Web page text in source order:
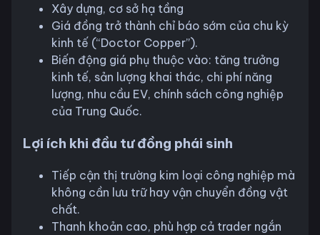
Xây dựng, cơ sở hạ tầng
Giá đồng trở thành chỉ báo sớm của chu kỳ
kinh tế (“Doctor Copper”).
Biến động giá phụ thuộc vào: tăng trưởng
kinh tế, sản lượng khai thác, chi phí năng
lượng, nhu cầu EV, chính sách công nghiệp
của Trung Quốc.
Lợi ích khi đầu tư đồng phái sinh
Tiếp cận thị trường kim loại công nghiệp mà
không cần lưu trữ hay vận chuyển đồng vật
chất.
Thanh khoản cao, phù hợp cả trader ngắn